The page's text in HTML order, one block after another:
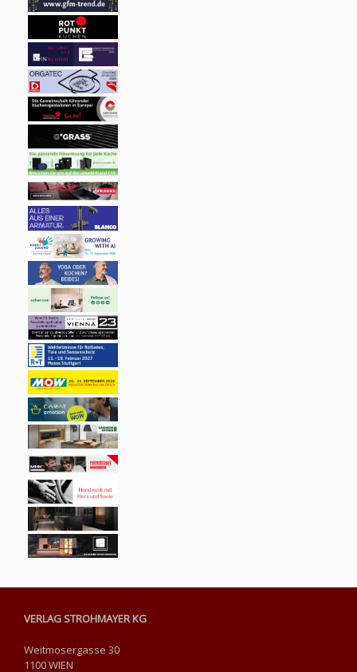
VERLAG STROHMAYER KG
Weitmosergasse 30
1100 WIEN